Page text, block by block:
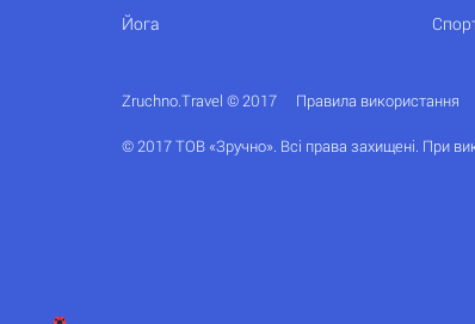
Йога
Zruchno.Travel © 2017 Правила використання
© 2017 ТОВ «Зручно». Всі права захищені. При